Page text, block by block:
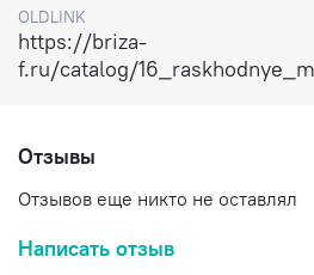
OLDLINK
https://briza-
f.ru/catalog/
Отзывы
Отзывов еще никто не оставлял
Написать отзыв